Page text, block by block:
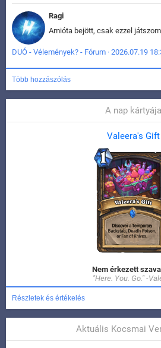
Ragi
DUÓ - Vélemények? - Fórum · 2026.07.19
Több hozzászólás
A nap kártyája
Valeera's Gift
Nem érkezett
"Here. You. Go." -
Részletek és értékelés
Aktuális Kocsmai